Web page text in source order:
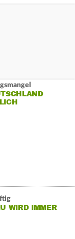
WIRD IMMER